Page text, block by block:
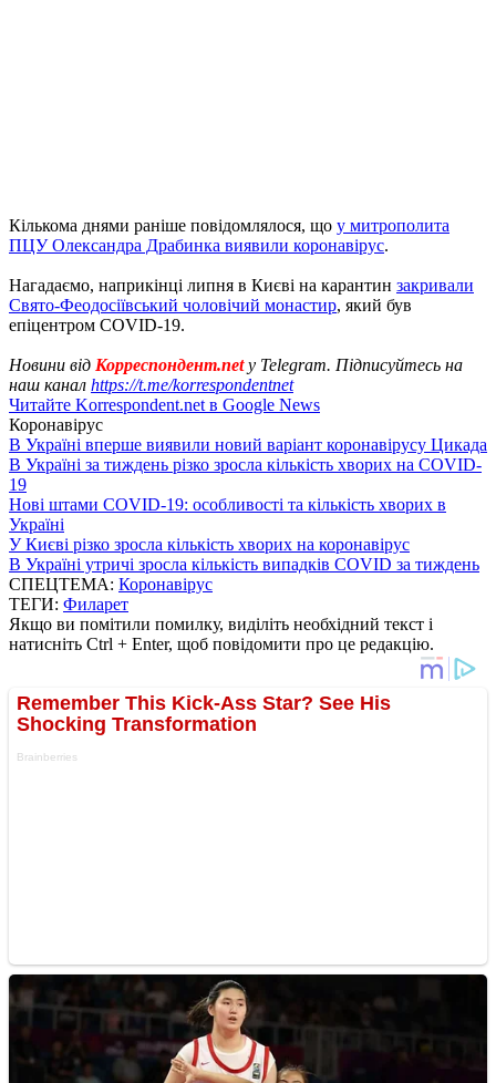
Кількома днями раніше повідомлялося, що у митрополита
ПЦУ Олександра Драбинка виявили коронавірус.
Нагадаємо, наприкінці липня в Києві на карантин закривали
Свято-Феодосіївський чоловічий монастир, який був
епіцентром COVID-19.
Новини від Корреспондент.netу Telegram. Підписуйтесь на
наш канал https://t.me/korrespondentnet
Читайте Korrespondent.net в Google News
Коронавірус
В Україні вперше виявили новий варіант коронавірусу Цикада
В Україні за тиждень різко зросла кількість хворих на COVID-
19
Нові штами COVID-19: особливості та кількість хворих в
Україні
У Києві різко зросла кількість хворих на коронавірус
В Україні утричі зросла кількість випадків COVID за тиждень
СПЕЦТЕМА: Коронавірус
ТЕГИ: Филарет
Якщо ви помітили помилку, виділіть необхідний текст і
натисніть Ctrl + Enter, щоб повідомити про це редакцію.